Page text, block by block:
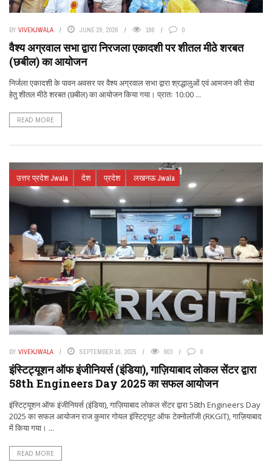
BY VIVEKJWALA JUNE 29, 2026 186 0
वैश्य अग्रवाल सभा द्वारा निरजला एकादशी पर शीतल मीठे शरबत
(छबील) का आयोजन
निर्जला एकादशी के पावन अवसर पर वैश्य अग्रवाल सभा द्वारा श्रद्धालुओं एवं आमजन की सेवा
हेतु शीतल मीठे शरबत (छबील) का आयोजन किया गया। प्रातः 10:00 ...
READ MORE
उत्तर प्रदेश Jwala देश प्रदेश लखनऊ Jwala
BY VIVEKJWALA SEPTEMBER 16, 2025 903 0
इंस्टिट्यूशन ऑफ इंजीनियर्स (इंडिया), गाज़ियाबाद लोकल सेंटर द्वारा
58th Engineers Day 2025 का सफल आयोजन
इंस्टिट्यूशन ऑफ इंजीनियर्स (इंडिया), गाज़ियाबाद लोकल सेंटर द्वारा 58th Engineers Day
2025 का सफल आयोजन राज कुमार गोयल इंस्टिट्यूट ऑफ टेक्नोलॉजी (RKGIT), गाज़ियाबाद
में किया गया। ...
READ MORE